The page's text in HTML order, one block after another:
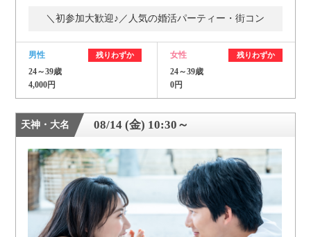
＼初参加大歓迎♪／人気の婚活パーティー・街コン
男性 残りわずか
24～39歳
4,000円
女性 残りわずか
24～39歳
0円
天神・大名 08/14 (金) 10:30～